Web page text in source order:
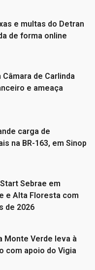
e multas do Detran
de forma online
de Carlinda
e ameaça
carga de
na BR-163, em Sinop
Sebrae em
e Alta Floresta com
de 2026
Monte Verde leva à
com apoio do Vigia